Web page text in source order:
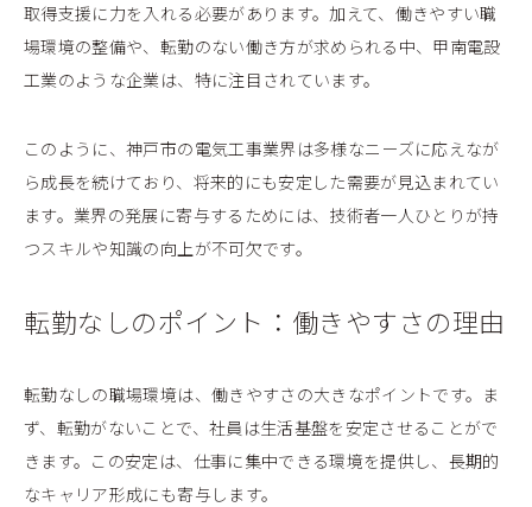
取得支援に力を入れる必要があります。加えて、働きやすい職
場環境の整備や、転勤のない働き方が求められる中、甲南電設
工業のような企業は、特に注目されています。
このように、神戸市の電気工事業界は多様なニーズに応えなが
ら成長を続けており、将来的にも安定した需要が見込まれてい
ます。業界の発展に寄与するためには、技術者一人ひとりが持
つスキルや知識の向上が不可欠です。
転勤なしのポイント：働きやすさの理由
転勤なしの職場環境は、働きやすさの大きなポイントです。ま
ず、転勤がないことで、社員は生活基盤を安定させることがで
きます。この安定は、仕事に集中できる環境を提供し、長期的
なキャリア形成にも寄与します。